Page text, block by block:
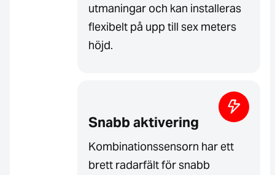
utmaningar och kan installeras
flexibelt på upp till sex meters
höjd.
Snabb aktivering
Kombinationssensorn har ett
brett radarfält för snabb